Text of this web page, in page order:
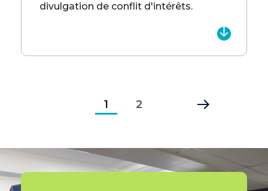
divulgation de conflit d'intérêts.
Page
1 Page
2
Dernière